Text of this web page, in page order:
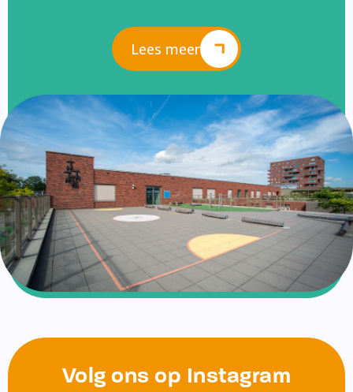
Lees meer
Volg ons op Instagram